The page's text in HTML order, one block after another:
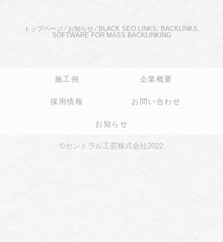
トップページ ⁄ お知らせ⁄ BLACK SEO LINKS, BACKLINKS,
SOFTWARE FOR MASS BACKLINKING
施工例 企業概要
採用情報 お問い合わせ
お知らせ
©セントラル工芸株式会社2022